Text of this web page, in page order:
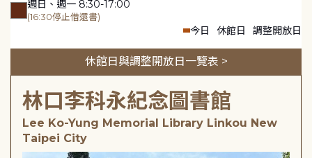
週日、週一 8:30-17:00
(16:30停止借還書)
今日 休館日 調整開放日
休館日與調整開放日一覽表 >
林口李科永紀念圖書館
Lee Ko-Yung Memorial Library Linkou New
Taipei City